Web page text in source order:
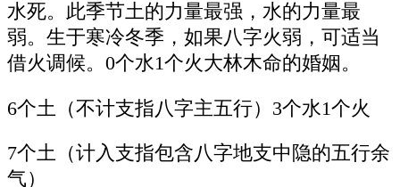
水死。此季节土的力量最强，水的力量最
弱。生于寒冷冬季，如果八字火弱，可适当
借火调候。0个水1个火大林木命的婚姻。
6个土（不计支指八字主五行）3个水1个火
7个土（计入支指包含八字地支中隐的五行余
气）